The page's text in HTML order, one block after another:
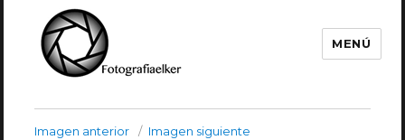
Fotografía Elker
MENÚ
Imagen anterior Imagen siguiente